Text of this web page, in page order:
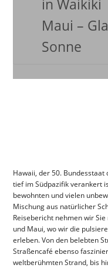
in Waikiki
Maui –
Sonne
Hawaii, der 50. Bundesstaat
tief im Südpazifik verankert
bewohnten und vielen
Mischung aus natürlicher
Reisebericht nehmen wir
und Maui, wo wir die
erleben. Von den belebten
Straßencafé ebenso
weltberühmten Strand, bis